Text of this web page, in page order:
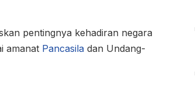
pentingnya kehadiran negara
amanat Pancasila dan Undang-